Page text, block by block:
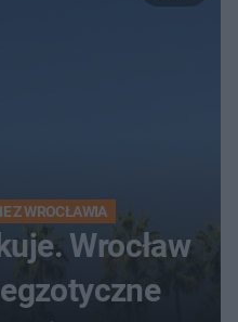
Z WROCŁAWIA
Wrocław